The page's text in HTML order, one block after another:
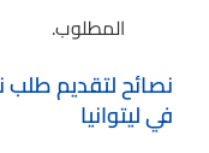
المطلوب.
نصائح لتقديم
في ليتوانيا